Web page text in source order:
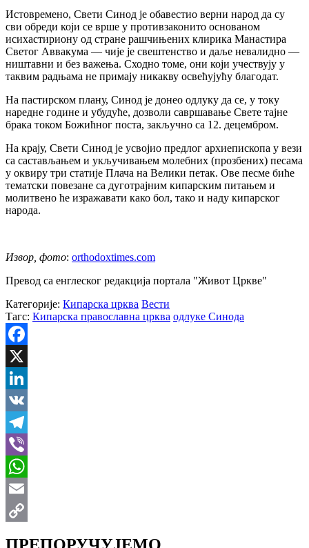
Истовремено, Свети Синод је обавестио верни народ да су
сви обреди који се врше у противзаконито основаном
исихастириону од стране рашчињених клирика Манастира
Светог Аввакума — чије је свештенство и даље невалидно —
ништавни и без важења. Сходно томе, они који учествују у
таквим радњама не примају никакву освећујућу благодат.
На пастирском плану, Синод је донео одлуку да се, у току
наредне године и убудуће, дозволи савршавање Свете тајне
брака током Божићног поста, закључно са 12. децембром.
На крају, Свети Синод је усвојио предлог архиепископа у вези
са састављањем и укључивањем молебних (прозбених) песама
у оквиру три статије Плача на Велики петак. Ове песме биће
тематски повезане са дуготрајним кипарским питањем и
молитвено ће изражавати како бол, тако и наду кипарског
народа.
Извор, фото: orthodoxtimes.com
Превод са енглеског редакција портала "Живот Цркве"
Категорије: Кипарска црква Вести
Тагс: Кипарска православна црква одлуке Синода
Facebook
X
LinkedIn
VK
Telegram
Viber
WhatsApp
Email